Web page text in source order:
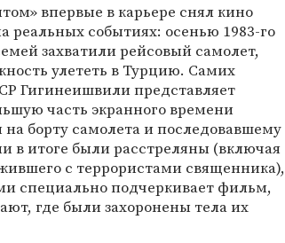
впервые в карьере снял кино
реальных событиях: осенью 1983-го
захватили рейсовый самолет,
улететь в Турцию. Самих
Гигинеишвили представляет
часть экранного времени
борту самолета и последовавшему
в итоге были расстреляны (включая
с террористами священника),
специально подчеркивает фильм,
где были захоронены тела их